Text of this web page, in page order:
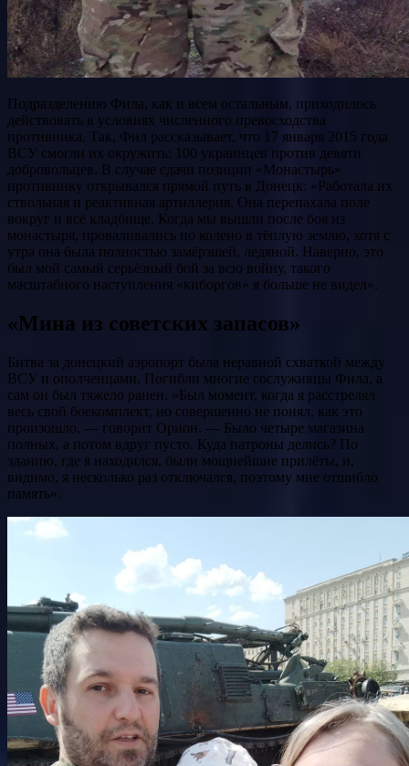
Подразделению Фила, как и всем остальным, приходилось
действовать в условиях численного превосходства
противника. Так, Фил рассказывает, что 17 января 2015 года
ВСУ смогли их окружить: 100 украинцев против девяти
добровольцев. В случае сдачи позиции «Монастырь»
противнику открывался прямой путь в Донецк: «Работала их
ствольная и реактивная артиллерия. Она перепахала поле
вокруг и всё кладбище. Когда мы вышли после боя из
монастыря, проваливались по колено в тёплую землю, хотя с
утра она была полностью замёрзшей, ледяной. Наверно, это
был мой самый серьёзный бой за всю войну, такого
масштабного наступления «киборгов» я больше не видел».
«Мина из советских запасов»
Битва за донецкий аэропорт была неравной схваткой между
ВСУ и ополченцами. Погибли многие сослуживцы Фила, а
сам он был тяжело ранен. «Был момент, когда я расстрелял
весь свой боекомплект, но совершенно не понял, как это
произошло, — говорит Орион. — Было четыре магазина
полных, а потом вдруг пусто. Куда патроны делись? По
зданию, где я находился, были мощнейшие прилёты, и,
видимо, я несколько раз отключался, поэтому мне отшибло
память».